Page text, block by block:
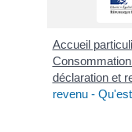
Accueil
Consommation
déclaration et
revenu -